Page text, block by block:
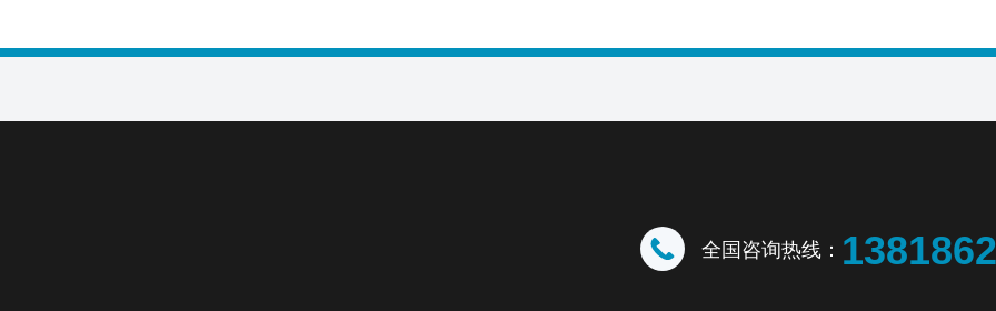
全国咨询热线：